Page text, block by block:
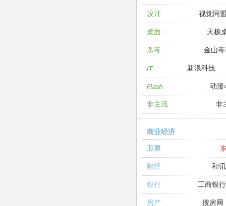
设计 视觉同
桌面 天极
杀毒 金山
IT 新浪科技
Flash 动漫
非主流 非
商业经济
股票
财经 和
银行 工商银行
房产 搜房网